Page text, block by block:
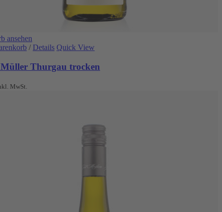
ansehen
/ Details Quick View
Thurgau trocken
MwSt.